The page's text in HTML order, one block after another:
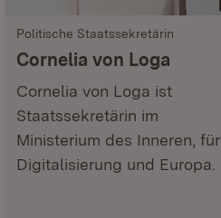
Politische Staatssekretärin
Cornelia von Loga
Cornelia von Loga ist
Staatssekretärin im
Ministerium des Inneren, für
Digitalisierung und Europa.